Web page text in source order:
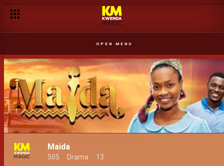
OPEN MENU
Maida
505 Drama 13